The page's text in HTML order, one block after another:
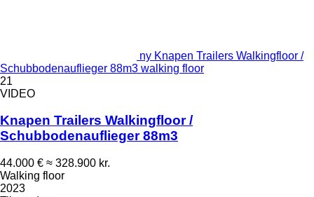
ny Knapen Trailers Walkingfloor /
Schubbodenauflieger 88m3 walking floor
21
VIDEO
Knapen Trailers Walkingfloor /
Schubbodenauflieger 88m3
44.000 € ≈ 328.900 kr.
Walking floor
2023